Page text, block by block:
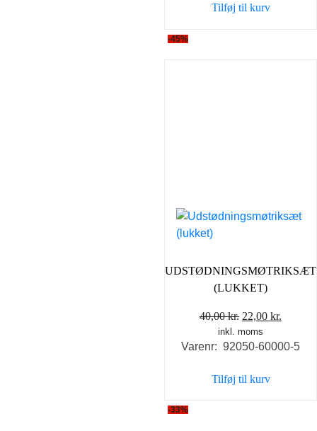
35,00 kr..
Tilføj til kurv
-45%
UDSTØDNINGSMØTRIKSÆT
(LUKKET)
40,00kr. Den
oprindelige
pris
40,00 kr..
22,00 kr.
pris
inkl. moms
Varenr: 92050-60000-5
Tilføj til kurv
-33%